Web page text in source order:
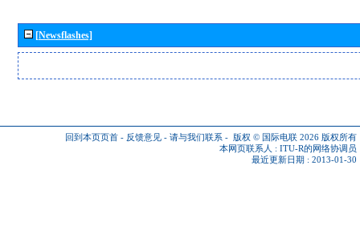
[Newsflashes]
回到本页页首 - 反馈意见 - 请与我们联系 - 版权 © 国际电联 2026 版权所有
本网页联系人 : ITU-R的网络协调员
最近更新日期 : 2013-01-30